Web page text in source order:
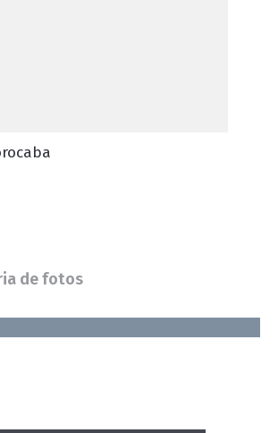
de fotos